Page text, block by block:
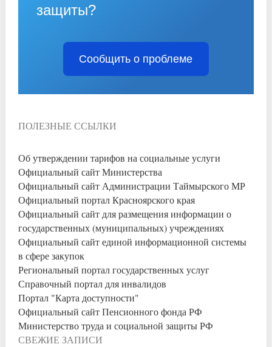
защиты?
Сообщить о проблеме
ПОЛЕЗНЫЕ ССЫЛКИ
Об утверждении тарифов на социальные услуги
Официальный сайт Министерства
Официальный сайт Администрации Таймырского МР
Официальный портал Красноярского края
Официальный сайт для размещения информации о
государственных (муниципальных) учреждениях
Официальный сайт единой информационной системы
в сфере закупок
Региональный портал государственных услуг
Справочный портал для инвалидов
Портал "Карта доступности"
Официальный сайт Пенсионного фонда РФ
Министерство труда и социальной защиты РФ
СВЕЖИЕ ЗАПИСИ